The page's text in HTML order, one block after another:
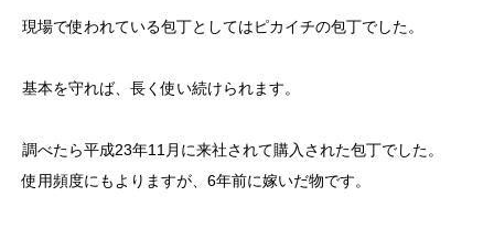
現場で使われている包丁としてはピカイチの包丁でした。
基本を守れば、長く使い続けられます。
調べたら平成23年11月に来社されて購入された包丁でした。
使用頻度にもよりますが、6年前に嫁いだ物です。